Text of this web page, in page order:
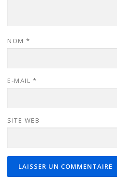
NOM *
E-MAIL *
SITE WEB